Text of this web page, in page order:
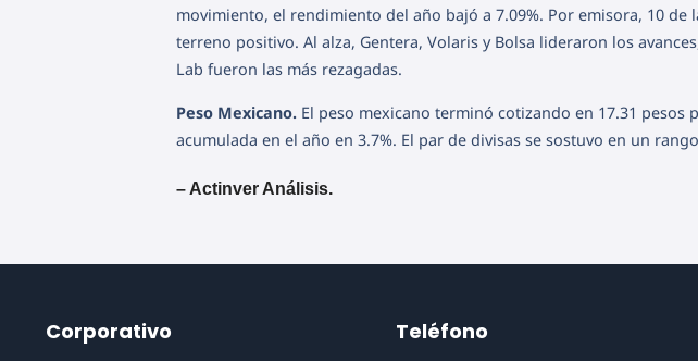
movimiento, el rendimiento del año bajó a 7.09%. Por emisora, 10
terreno positivo. Al alza, Gentera, Volaris y Bolsa lideraron los
Lab fueron las más rezagadas.
Peso Mexicano. El peso mexicano terminó cotizando en 17.31 pesos
acumulada en el año en 3.7%. El par de divisas se sostuvo en un
– Actinver Análisis.
Corporativo Teléfono